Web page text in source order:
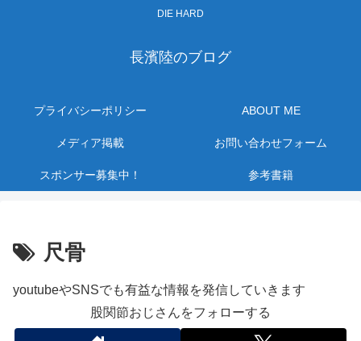
DIE HARD
長濱陸のブログ
プライバシーポリシー ABOUT ME
メディア掲載 お問い合わせフォーム
スポンサー募集中！ 参考書籍
尺骨
youtubeやSNSでも有益な情報を発信していきます
股関節おじさんをフォローする